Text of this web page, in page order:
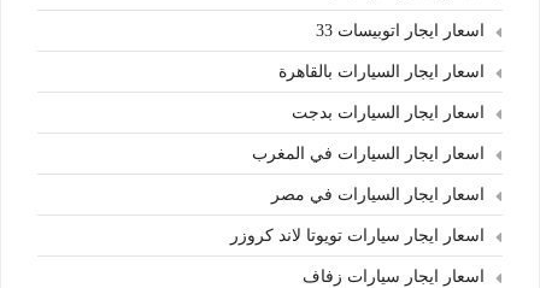
اسعار ايجار اتوبيسات 33
اسعار ايجار السيارات بالقاهرة
اسعار ايجار السيارات بدجت
اسعار ايجار السيارات في المغرب
اسعار ايجار السيارات في مصر
اسعار ايجار سيارات تويوتا لاند كروزر
اسعار ايجار سيارات زفاف